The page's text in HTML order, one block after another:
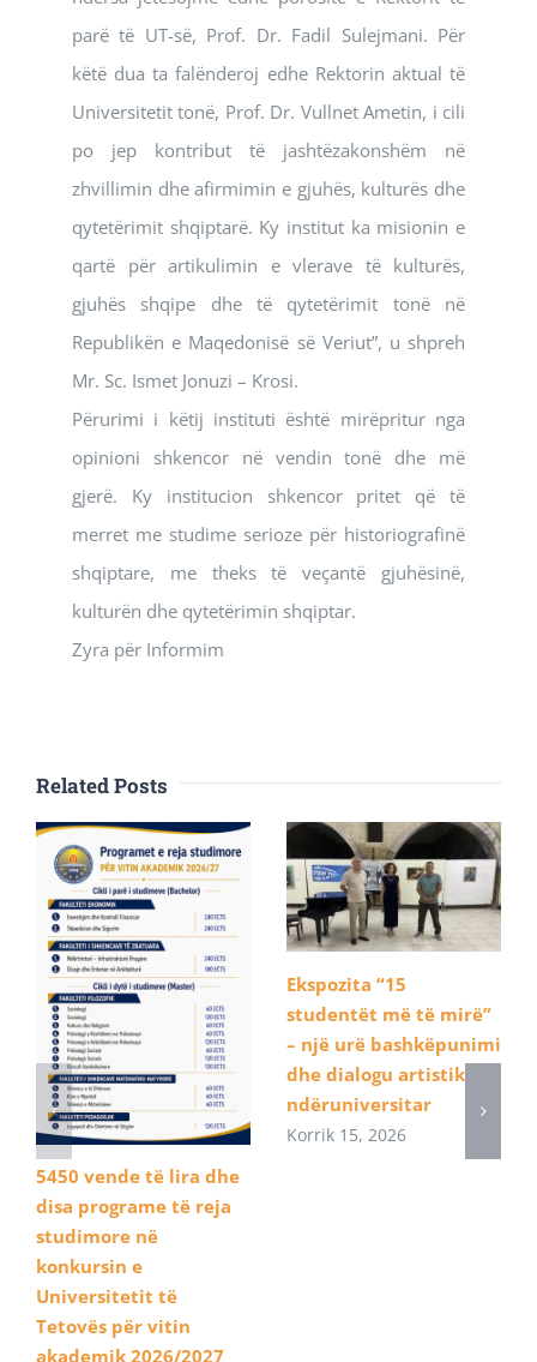
parë të UT-së, Prof. Dr. Fadil Sulejmani. Për
këtë dua ta falënderoj edhe Rektorin aktual të
Universitetit tonë, Prof. Dr. Vullnet Ametin, i cili
po jep kontribut të jashtëzakonshëm në
zhvillimin dhe afirmimin e gjuhës, kulturës dhe
qytetërimit shqiptarë. Ky institut ka misionin e
qartë për artikulimin e vlerave të kulturës,
gjuhës shqipe dhe të qytetërimit tonë në
Republikën e Maqedonisë së Veriut”, u shpreh
Mr. Sc. Ismet Jonuzi – Krosi.
Përurimi i këtij instituti është mirëpritur nga
opinioni shkencor në vendin tonë dhe më
gjerë. Ky institucion shkencor pritet që të
merret me studime serioze për historiografinë
shqiptare, me theks të veçantë gjuhësinë,
kulturën dhe qytetërimin shqiptar.
Zyra për Informim
Related Posts
5450 vende të lira dhe
disa programe të reja
studimore në
konkursin e
Universitetit të
Tetovës për vitin
akademik 2026/2027
Ekspozita “15
studentët më të mirë”
– një urë bashkëpunimi
dhe dialogu artistik
ndëruniversitar
Korrik 15, 2026